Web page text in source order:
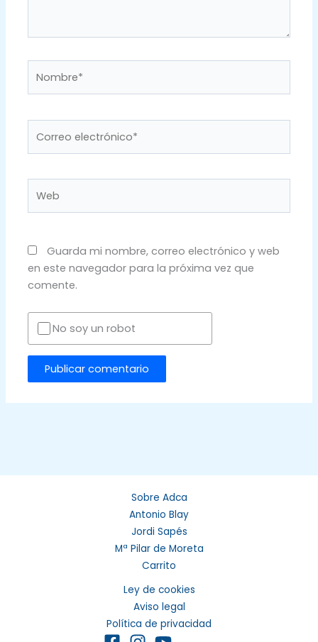
electrónico*
Guarda mi nombre, correo electrónico y web
en este navegador para la próxima vez que
comente.
No soy un robot
Sobre Adca
Antonio Blay
Jordi Sapés
Mª Pilar de Moreta
Carrito
Ley de cookies
Aviso legal
Política de privacidad